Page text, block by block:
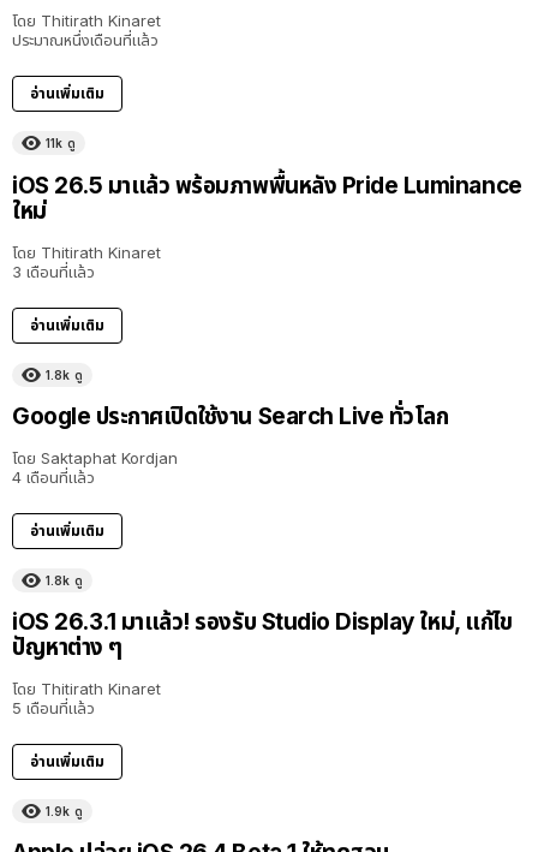
โดย Thitirath Kinaret
ประมาณหนึ่งเดือนที่แล้ว
อ่านเพิ่มเติม
11k ดู
iOS 26.5 มาแล้ว พร้อมภาพพื้นหลัง Pride Luminance
ใหม่
โดย Thitirath Kinaret
3 เดือนที่แล้ว
อ่านเพิ่มเติม
1.8k ดู
Google ประกาศเปิดใช้งาน Search Live ทั่วโลก
โดย Saktaphat Kordjan
4 เดือนที่แล้ว
อ่านเพิ่มเติม
1.8k ดู
iOS 26.3.1 มาแล้ว! รองรับ Studio Display ใหม่, แก้ไข
ปัญหาต่าง ๆ
โดย Thitirath Kinaret
5 เดือนที่แล้ว
อ่านเพิ่มเติม
1.9k ดู